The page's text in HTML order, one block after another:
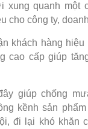
xung quanh một
cho công ty,
khách hàng hiệu
cao cấp giúp
giúp chống
kềnh sản
đi lại khó khăn